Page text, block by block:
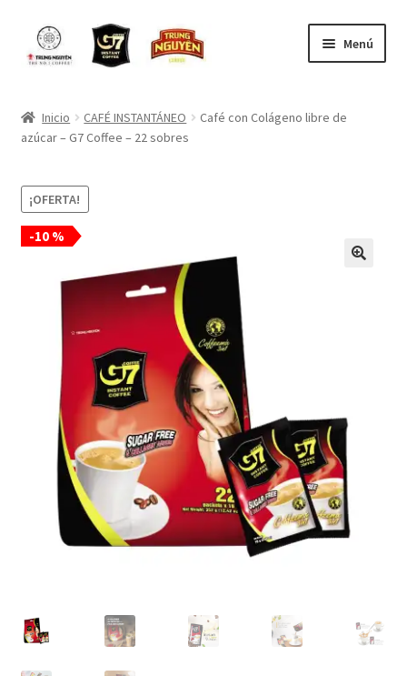
a
Saltar
al
Menú
CONTACTO
Contacto para ventas por mayor
MI CARRO
MI CUENTA
Mi Pedido
NOSOTROS
Nuestros Productos
PAGO Y DESPACHO
PREPARACIÓN
Inicio CAFÉ INSTANTÁNEO
Café con Colágeno libre de
azúcar – G7 Coffee – 22 sobres
¡OFERTA!
-10 %